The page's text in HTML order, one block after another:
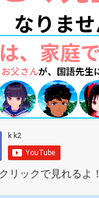
リックで見れるよ！